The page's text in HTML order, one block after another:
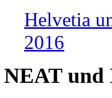
Helvetia
2016
NEAT und